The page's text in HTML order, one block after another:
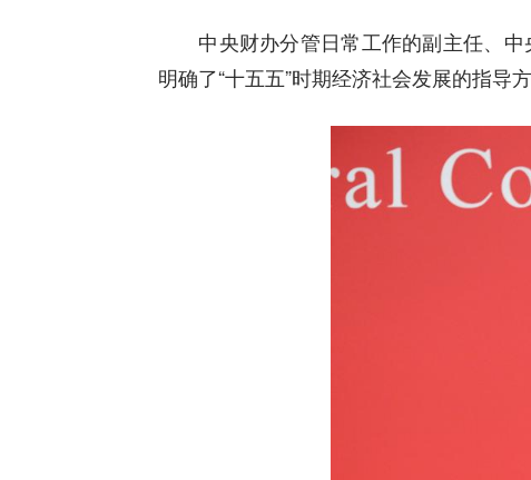
中央财办分管日常工作的副主任、中
明确了“十五五”时期经济社会发展的指导